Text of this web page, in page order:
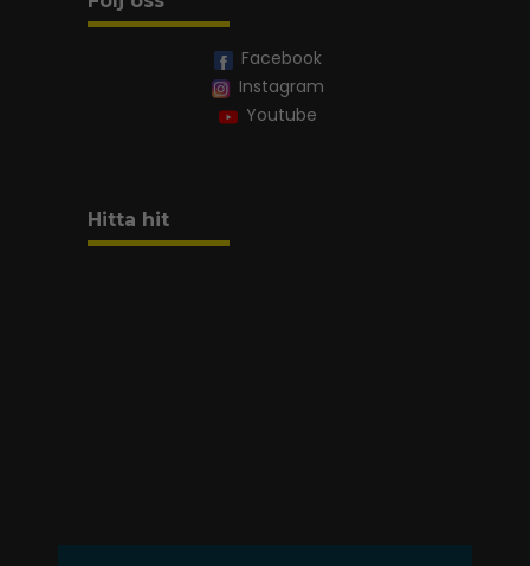
Facebook
Instagram
Youtube
Hitta hit